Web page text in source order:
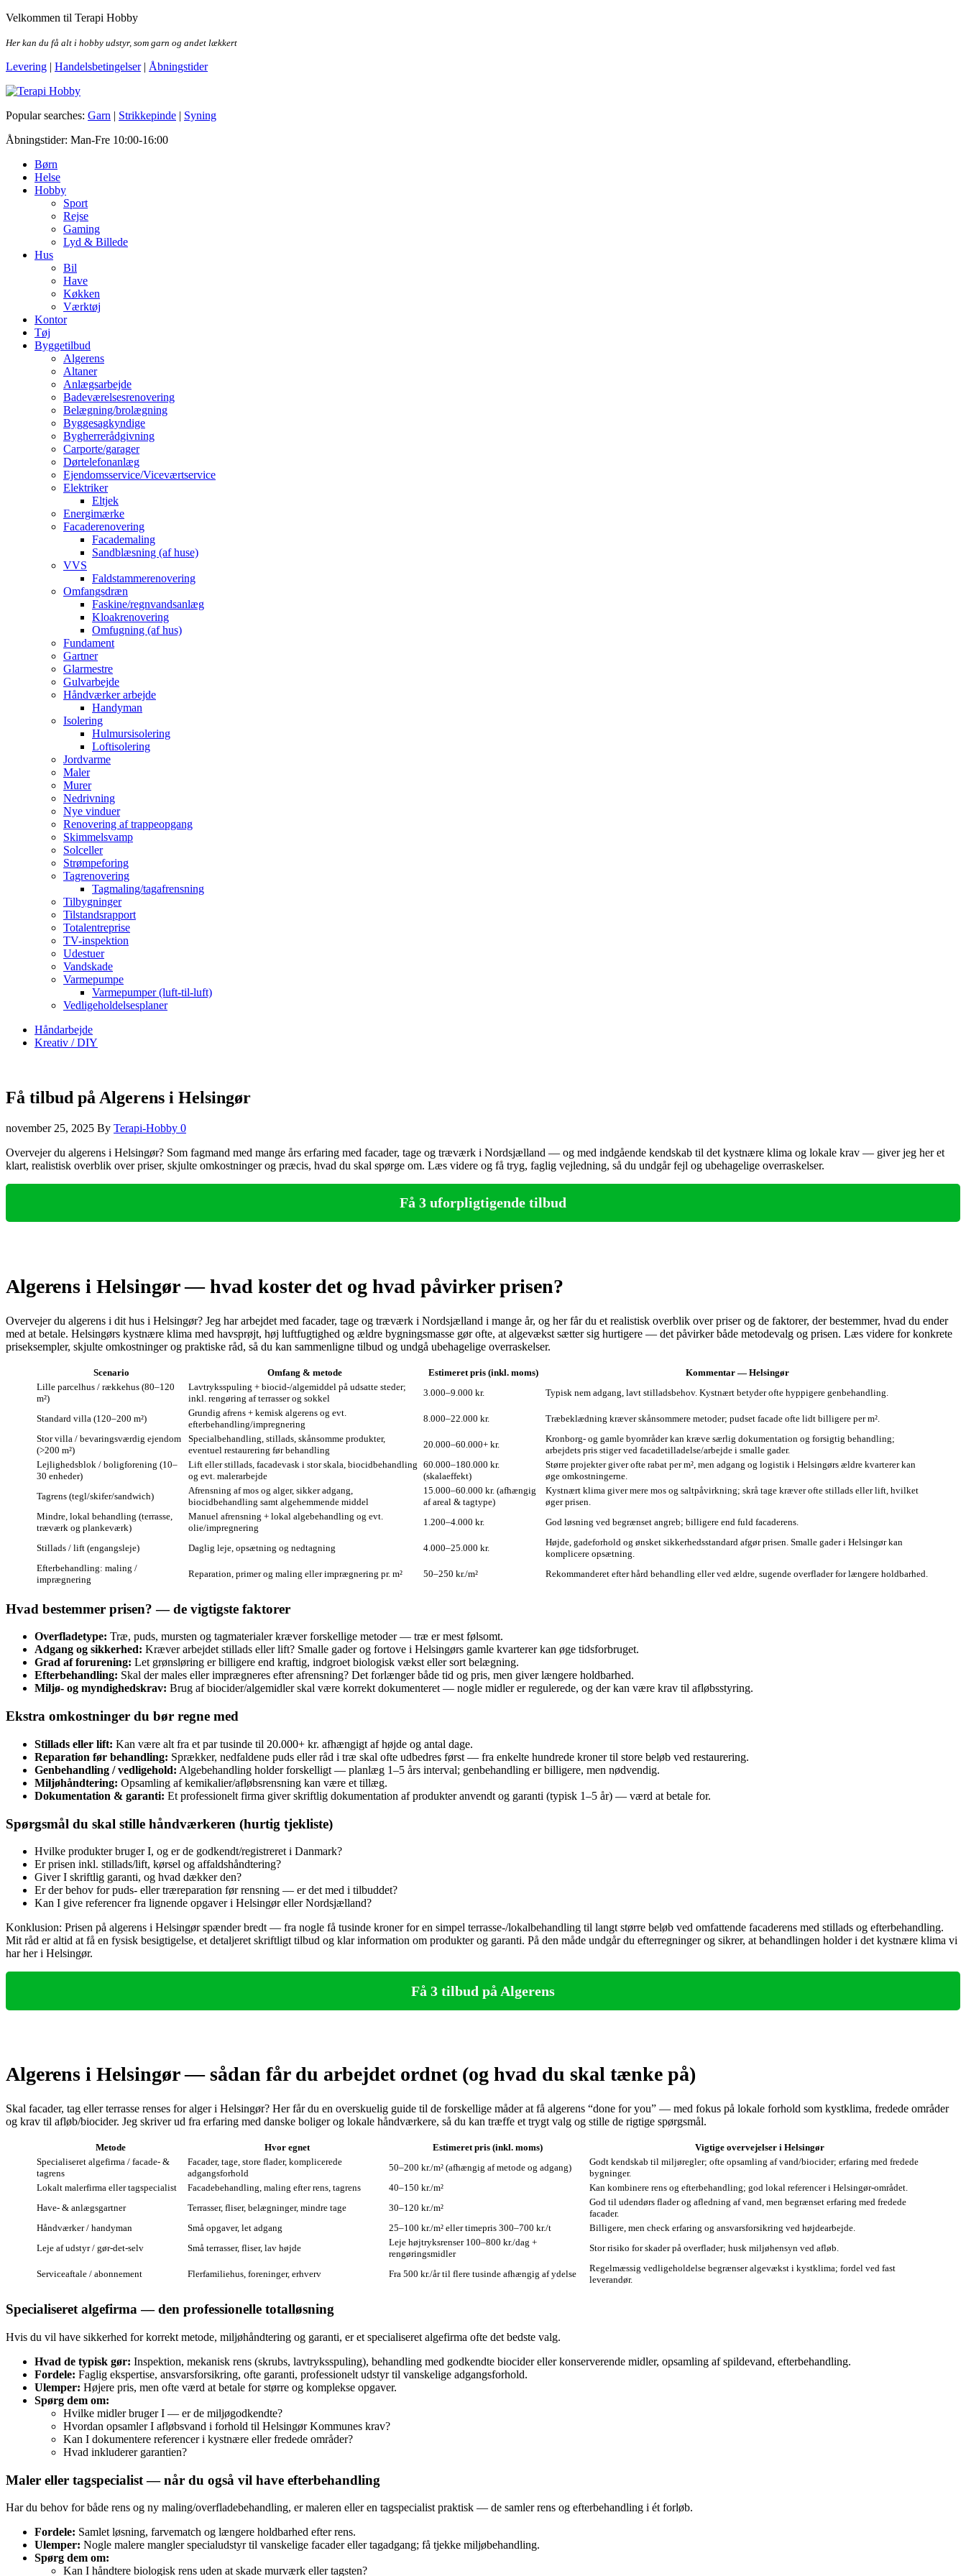
Skip
the
Velkommen til Terapi Hobby
Her kan du få alt i hobby udstyr, som garn og andet lækkert
Levering | Handelsbetingelser| Åbningstider
Terapi Hobby
Popular searches: Garn | Strikkepinde | Syning
Åbningstider: Man-Fre 10:00-16:00
Børn
Helse
Hobby
Sport
Rejse
Gaming
Lyd & Billede
Hus
Bil
Have
Køkken
Værktøj
Kontor
Tøj
Byggetilbud
Algerens
Altaner
Anlægsarbejde
Badeværelsesrenovering
Belægning/brolægning
Byggesagkyndige
Bygherrerådgivning
Carporte/garager
Dørtelefonanlæg
Ejendomsservice/Viceværtservice
Elektriker
Eltjek
Energimærke
Facaderenovering
Facademaling
Sandblæsning (af huse)
VVS
Faldstammerenovering
Omfangsdræn
Faskine/regnvandsanlæg
Kloakrenovering
Omfugning (af hus)
Fundament
Gartner
Glarmestre
Gulvarbejde
Håndværker arbejde
Handyman
Isolering
Hulmursisolering
Loftisolering
Jordvarme
Maler
Murer
Nedrivning
Nye vinduer
Renovering af trappeopgang
Skimmelsvamp
Solceller
Strømpeforing
Tagrenovering
Tagmaling/tagafrensning
Tilbygninger
Tilstandsrapport
Totalentreprise
TV-inspektion
Udestuer
Vandskade
Varmepumpe
Varmepumper (luft-til-luft)
Vedligeholdelsesplaner
Håndarbejde
Kreativ / DIY
Få tilbud på Algerens i Helsingør
november 25, 2025 By Terapi-Hobby 0
Overvejer du algerens i Helsingør? Som fagmand med mange års erfaring med facader, tage og træværk i Nordsjælland — og med indgående kendskab til det kystnære klima og lokale krav — giver jeg her et
klart, realistisk overblik over priser, skjulte omkostninger og præcis, hvad du skal spørge om. Læs videre og få tryg, faglig vejledning, så du undgår fejl og ubehagelige overraskelser.
Få 3 uforpligtigende tilbud
Algerens i Helsingør — hvad koster det og hvad påvirker prisen?
Overvejer du algerens i dit hus i Helsingør? Jeg har arbejdet med facader, tage og træværk i Nordsjælland i mange år, og her får du et realistisk overblik over priser og de faktorer, der bestemmer, hvad du ender
med at betale. Helsingørs kystnære klima med havsprøjt, høj luftfugtighed og ældre bygningsmasse gør ofte, at algevækst sætter sig hurtigere — det påvirker både metodevalg og prisen. Læs videre for konkrete
priseksempler, skjulte omkostninger og praktiske råd, så du kan sammenligne tilbud og undgå ubehagelige overraskelser.
Scenario Omfang & metode Estimeret pris (inkl. moms)
Kommentar — Helsingør
Lille parcelhus / rækkehus (80–120
m²)
Lavtryksspuling + biocid‑/algemiddel på udsatte steder;
inkl. rengøring af terrasser og sokkel
3.000–9.000 kr. Typisk nem adgang, lavt stilladsbehov. Kystnært betyder ofte hyppigere genbehandling.
Standard villa (120–200 m²)
Grundig afrens + kemisk algerens og evt.
efterbehandling/impregnering
8.000–22.000 kr.
Træbeklædning kræver skånsommere metoder; pudset facade ofte lidt billigere per m².
Stor villa / bevaringsværdig ejendom
(>200 m²)
Specialbehandling, stillads, skånsomme produkter,
eventuel restaurering før behandling
20.000–60.000+ kr.
Kronborg- og gamle byområder kan kræve særlig dokumentation og forsigtig behandling;
arbejdets pris stiger ved facadetilladelse/arbejde i smalle gader.
Lejlighedsblok / boligforening (10–
30 enheder)
Lift eller stillads, facadevask i stor skala, biocidbehandling
og evt. malerarbejde
60.000–180.000 kr.
(skalaeffekt)
Større projekter giver ofte rabat per m², men adgang og logistik i Helsingørs ældre kvarterer kan
øge omkostningerne.
Tagrens (tegl/skifer/sandwich)
Afrensning af mos og alger, sikker adgang,
biocidbehandling samt algehemmende middel
15.000–60.000 kr. (afhængig
af areal & tagtype)
Kystnært klima giver mere mos og saltpåvirkning; skrå tage kræver ofte stillads eller lift, hvilket
øger prisen.
Mindre, lokal behandling (terrasse,
træværk og plankeværk)
Manuel afrensning + lokal algebehandling og evt.
olie/impregnering
1.200–4.000 kr. God løsning ved begrænset angreb; billigere end fuld facaderens.
Stillads / lift (engangsleje) Daglig leje, opsætning og nedtagning 4.000–25.000 kr.
Højde, gadeforhold og ønsket sikkerhedsstandard afgør prisen. Smalle gader i Helsingør kan
komplicere opsætning.
Efterbehandling: maling /
imprægnering
Reparation, primer og maling eller imprægnering pr. m² 50–250 kr./m² Rekommanderet efter hård behandling eller ved ældre, sugende overflader for længere holdbarhed.
Hvad bestemmer prisen? — de vigtigste faktorer
Overfladetype: Træ, puds, mursten og tagmaterialer kræver forskellige metoder — træ er mest følsomt.
Adgang og sikkerhed: Kræver arbejdet stillads eller lift? Smalle gader og fortove i Helsingørs gamle kvarterer kan øge tidsforbruget.
Grad af forurening: Let grønsløring er billigere end kraftig, indgroet biologisk vækst eller sort belægning.
Efterbehandling: Skal der males eller imprægneres efter afrensning? Det forlænger både tid og pris, men giver længere holdbarhed.
Miljø- og myndighedskrav: Brug af biocider/algemidler skal være korrekt dokumenteret — nogle midler er regulerede, og der kan være krav til afløbsstyring.
Ekstra omkostninger du bør regne med
Stillads eller lift: Kan være alt fra et par tusinde til 20.000+ kr. afhængigt af højde og antal dage.
Reparation før behandling: Sprækker, nedfaldene puds eller råd i træ skal ofte udbedres først — fra enkelte hundrede kroner til store beløb ved restaurering.
Genbehandling / vedligehold: Algebehandling holder forskelligt — planlæg 1–5 års interval; genbehandling er billigere, men nødvendig.
Miljøhåndtering: Opsamling af kemikalier/afløbsrensning kan være et tillæg.
Dokumentation & garanti: Et professionelt firma giver skriftlig dokumentation af produkter anvendt og garanti (typisk 1–5 år) — værd at betale for.
Spørgsmål du skal stille håndværkeren (hurtig tjekliste)
Hvilke produkter bruger I, og er de godkendt/registreret i Danmark?
Er prisen inkl. stillads/lift, kørsel og affaldshåndtering?
Giver I skriftlig garanti, og hvad dækker den?
Er der behov for puds‑ eller træreparation før rensning — er det med i tilbuddet?
Kan I give referencer fra lignende opgaver i Helsingør eller Nordsjælland?
Konklusion: Prisen på algerens i Helsingør spænder bredt — fra nogle få tusinde kroner for en simpel terrasse‑/lokalbehandling til langt større beløb ved omfattende facaderens med stillads og efterbehandling.
Mit råd er altid at få en fysisk besigtigelse, et detaljeret skriftligt tilbud og klar information om produkter og garanti. På den måde undgår du efterregninger og sikrer, at behandlingen holder i det kystnære klima vi
har her i Helsingør.
Få 3 tilbud på Algerens
Algerens i Helsingør — sådan får du arbejdet ordnet (og hvad du skal tænke på)
Skal facader, tag eller terrasse renses for alger i Helsingør? Her får du en overskuelig guide til de forskellige måder at få algerens “done for you” — med fokus på lokale forhold som kystklima, fredede områder
og krav til afløb/biocider. Jeg skriver ud fra erfaring med danske boliger og lokale håndværkere, så du kan træffe et trygt valg og stille de rigtige spørgsmål.
Metode Hvor egnet Estimeret pris (inkl. moms)
Vigtige overvejelser i Helsingør
Specialiseret algefirma / facade- &
tagrens
Facader, tage, store flader, komplicerede
adgangsforhold
50–200 kr./m² (afhængig af metode og adgang)
Godt kendskab til miljøregler; ofte opsamling af vand/biocider; erfaring med fredede
bygninger.
Lokalt malerfirma eller tagspecialist
Facadebehandling, maling efter rens, tagrens 40–150 kr./m²
Kan kombinere rens og efterbehandling; god lokal referencer i Helsingør-området.
Have- & anlægsgartner
Terrasser, fliser, belægninger, mindre tage 30–120 kr./m²
God til udendørs flader og afledning af vand, men begrænset erfaring med fredede
facader.
Håndværker / handyman
Små opgaver, let adgang 25–100 kr./m² eller timepris 300–700 kr./t
Billigere, men check erfaring og ansvarsforsikring ved højdearbejde.
Leje af udstyr / gør‑det‑selv
Små terrasser, fliser, lav højde
Leje højtryksrenser 100–800 kr./dag +
rengøringsmidler
Stor risiko for skader på overflader; husk miljøhensyn ved afløb.
Serviceaftale / abonnement Flerfamiliehus, foreninger, erhverv Fra 500 kr./år til flere tusinde afhængig af ydelse
Regelmæssig vedligeholdelse begrænser algevækst i kystklima; fordel ved fast
leverandør.
Specialiseret algefirma — den professionelle totalløsning
Hvis du vil have sikkerhed for korrekt metode, miljøhåndtering og garanti, er et specialiseret algefirma ofte det bedste valg.
Hvad de typisk gør: Inspektion, mekanisk rens (skrubs, lavtryksspuling), behandling med godkendte biocider eller konserverende midler, opsamling af spildevand, efterbehandling.
Fordele: Faglig ekspertise, ansvarsforsikring, ofte garanti, professionelt udstyr til vanskelige adgangsforhold.
Ulemper: Højere pris, men ofte værd at betale for større og komplekse opgaver.
Spørg dem om:
Hvilke midler bruger I — er de miljøgodkendte?
Hvordan opsamler I afløbsvand i forhold til Helsingør Kommunes krav?
Kan I dokumentere referencer i kystnære eller fredede områder?
Hvad inkluderer garantien?
Maler eller tagspecialist — når du også vil have efterbehandling
Har du behov for både rens og ny maling/overfladebehandling, er maleren eller en tagspecialist praktisk — de samler rens og efterbehandling i ét forløb.
Fordele: Samlet løsning, farvematch og længere holdbarhed efter rens.
Ulemper: Nogle malere mangler specialudstyr til vanskelige facader eller tagadgang; få tjekke miljøbehandling.
Spørg dem om:
Kan I håndtere biologisk rens uden at skade murværk eller tagsten?